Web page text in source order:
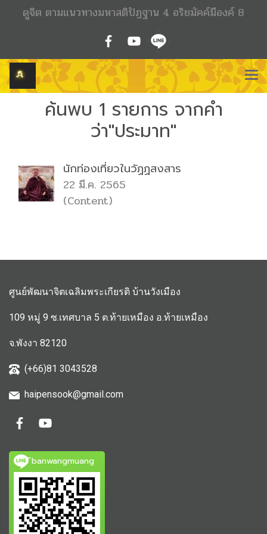
ดูจิต ตามแนวทางมหาสติปัฏฐาน 4 อริยมัคค์มีองค์ 8
ค้นพบ 1 รายการ จากคำ
ว่า"ประมาท"
นักท่องเที่ยวในวัฏฏสงสาร
22 มี.ค. 2565
(Content)
ศูนย์พัฒนาจิตเฉลิมพระเกียรติ บ้านวังเมือง
109 หมู่ 9 ซ.เทศบาล 5 ต.ท้ายเหมือง อ.ท้ายเหมือง
จ.พังงา 82120
(+66)81 3043528
haipensook@gmail.com
ิbanwangmuang